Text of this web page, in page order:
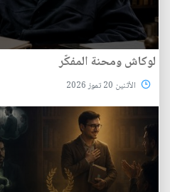
لوكاش ومحنة المفكّر
الأثنين 20 تموز 2026